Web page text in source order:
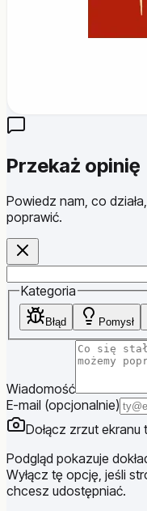
Przekaż opinię
Powiedz nam, co
poprawić.
Kategoria
Błąd Pomysł
Wiadomość
E-mail (opcjonalnie)
Dołącz zrzut ekranu
Podgląd pokazuje
Wyłącz tę opcję, jeśli
chcesz udostępniać.